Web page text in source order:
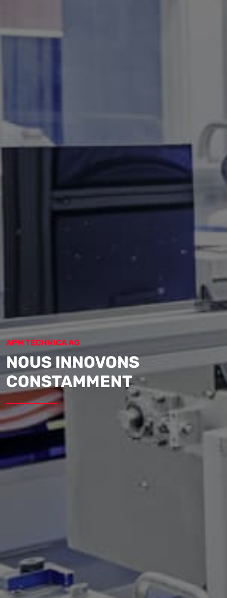
APM TECHNICA AG
NOUS INNOVONS
CONSTAMMENT